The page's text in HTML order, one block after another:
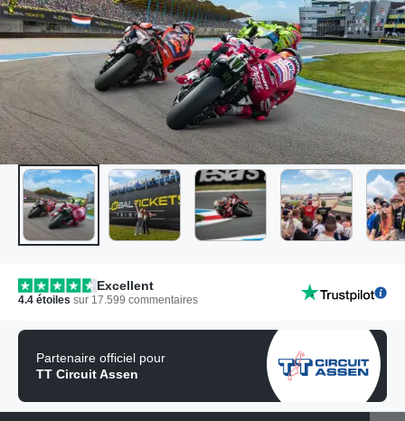
Excellent
4.4 étoiles sur 17.599 commentaires
Partenaire officiel pour
TT Circuit Assen